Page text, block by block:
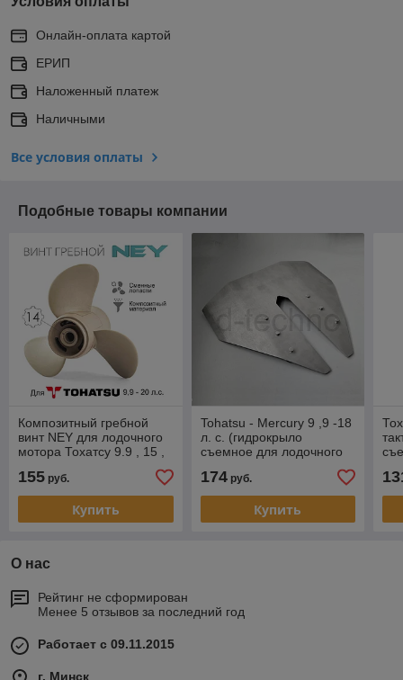
Онлайн-оплата картой
ЕРИП
Наложенный платеж
Наличными
Все условия оплаты
Подобные товары компании
Композитный гребной
винт NEY для лодочного
мотора Тохатсу 9.9 , 15 ,
20 ( Tohatsu 9.9-20) 9-ый
шаг
155 руб.
Купить
Tohatsu - Mercury 9 ,9 -18
л. с. (гидрокрыло
съемное для лодочного
174руб.
Купить
О нас
Рейтинг не сформирован
Менее 5 отзывов за последний год
Работает с 09.11.2015
г. Минск